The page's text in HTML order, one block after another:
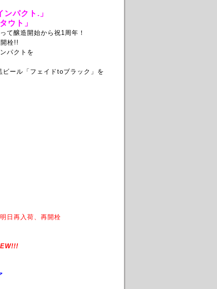
パクト.」
ウト」
て醸造開始から祝1周年！
栓!!
パクトを
ール「フェイドtoブラック」を
日再入荷、再開栓